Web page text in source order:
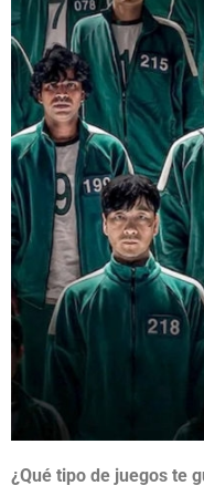
¿Qué tipo de juegos te